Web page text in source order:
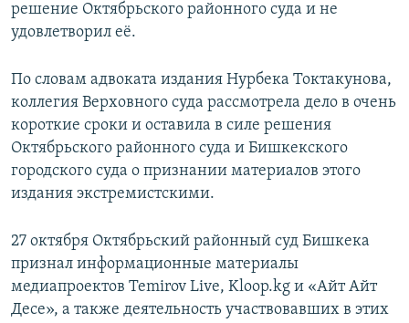
решение Октябрьского районного суда и не
удовлетворил её.
По словам адвоката издания Нурбека Токтакунова,
коллегия Верховного суда рассмотрела дело в очень
короткие сроки и оставила в силе решения
Октябрьского районного суда и Бишкекского
городского суда о признании материалов этого
издания экстремистскими.
27 октября Октябрьский районный суд Бишкека
признал информационные материалы
медиапроектов Temirov Live, Kloop.kg и «Айт Айт
Десе», а также деятельность участвовавших в этих